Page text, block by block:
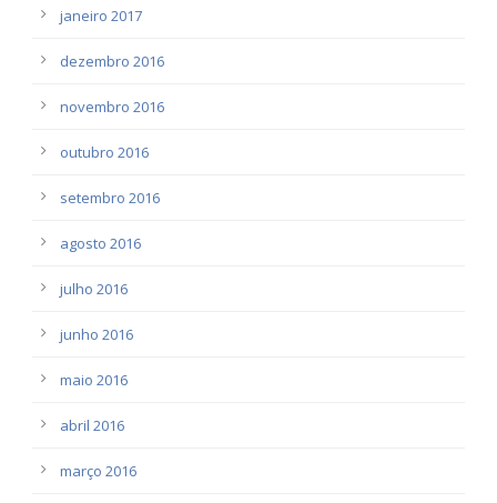
janeiro 2017
dezembro 2016
novembro 2016
outubro 2016
setembro 2016
agosto 2016
julho 2016
junho 2016
maio 2016
abril 2016
março 2016